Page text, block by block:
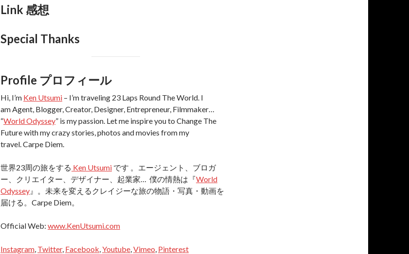
Link 感想
Special Thanks
Profile プロフィール
Hi, I’m Ken Utsumi – I’m traveling 23 Laps Round The World. I
am Agent, Blogger, Creator, Designer, Entrepreneur, Filmmaker…
“World Odyssey” is my passion. Let me inspire you to Change The
Future with my crazy stories, photos and movies from my
travel. Carpe Diem.
世界23周の旅をする Ken Utsumi です 。エージェント、ブロガ
ー、クリエイター、デザイナー、起業家… 僕の情熱は『World
Odyssey 』。未来を変えるクレイジーな旅の物語・写真・動画を
届ける。Carpe Diem。
Official Web: www.KenUtsumi.com
Instagram, Twitter, Facebook,Youtube,Vimeo, Pinterest